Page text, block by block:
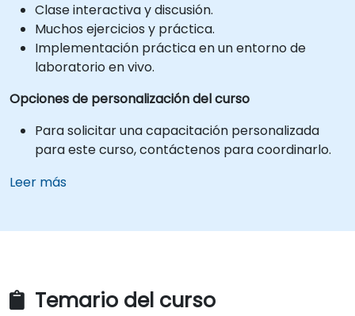
Clase interactiva y discusión.
Muchos ejercicios y práctica.
Implementación práctica en un entorno de
laboratorio en vivo.
Opciones de personalización del curso
Para solicitar una capacitación personalizada
para este curso, contáctenos para coordinarlo.
Leer más
Temario del curso